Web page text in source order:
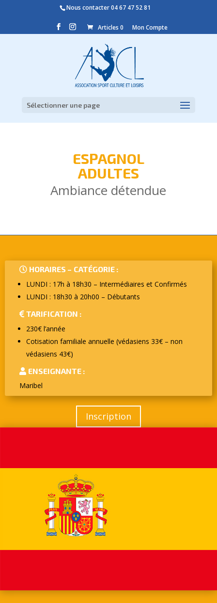
Nous contacter04 67 47 52 81
Articles 0 Mon Compte
Sélectionner une page
ESPAGNOL
ADULTES
Ambiance détendue
HORAIRES – CATÉGORIE :
LUNDI : 17h à 18h30 – Intermédiaires et Confirmés
LUNDI : 18h30 à 20h00 – Débutants
TARIFICATION :
230€ l’année
Cotisation familiale annuelle (védasiens 33€ – non
védasiens 43€)
ENSEIGNANTE :
Maribel
Inscription